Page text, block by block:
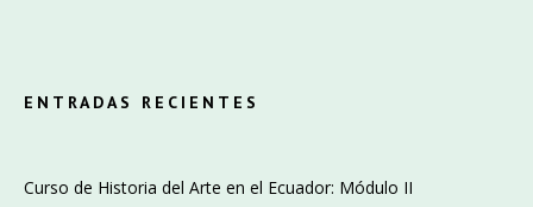
ENTRADAS RECIENTES
Curso de Historia del Arte en el Ecuador: Módulo II